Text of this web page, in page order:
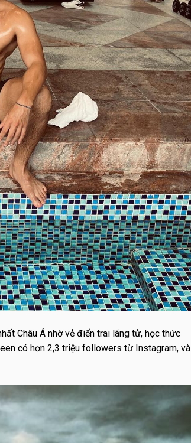
Châu Á nhờ vẻ điển trai lãng tử, học thức
có hơn 2,3 triệu followers từ Instagram, và